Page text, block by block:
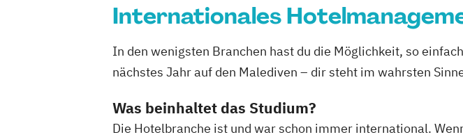
Internationales
In den wenigsten Branchen hast du die Möglichkeit, so
nächstes Jahr auf den Malediven – dir steht im wahrsten
Was beinhaltet das Studium?
Die Hotelbranche ist und war schon immer international.